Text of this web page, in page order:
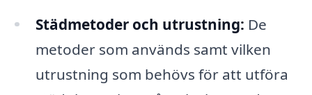
Städmetoder och utrustning: De
metoder som används samt vilken
utrustning som behövs för att utföra